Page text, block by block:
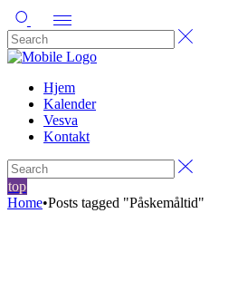
Hjem
Kalender
Vesva
Kontakt
top
Home•Posts tagged "Påskemåltid"